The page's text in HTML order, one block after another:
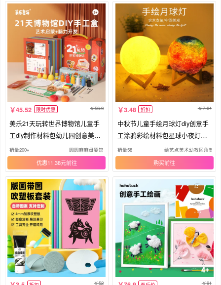
45.52 限时优惠 56.9
美乐21天玩转世界博物馆儿童手
工diy制作材料包幼儿园创意美术
包
销量200+ 圆圆麻麻母婴馆
优惠11.38元
3.48 折扣 7.04
中秋节儿童手绘月球灯diy创意手
工涂鸦彩绘材料包星球小夜灯摆
件
销量58 绘艺点美术幼教区角美劳
购买
52 91